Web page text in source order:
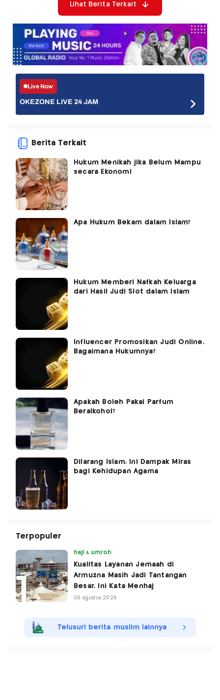
Lihat Berita Terkait
Live Now
OKEZONE LIVE 24 JAM
Berita Terkait
Hukum Menikah jika Belum Mampu
secara Ekonomi
Apa Hukum Bekam dalam Islam?
Hukum Memberi Nafkah Keluarga
dari Hasil Judi Slot dalam Islam
Influencer Promosikan Judi Online,
Bagaimana Hukumnya?
Apakah Boleh Pakai Parfum
Beralkohol?
Dilarang Islam, Ini Dampak Miras
bagi Kehidupan Agama
Terpopuler
haji & umroh
Kualitas Layanan Jemaah di
Armuzna Masih Jadi Tantangan
Besar, Ini Kata Menhaj
06 Agustus 2026
Telusuri berita muslim lainnya